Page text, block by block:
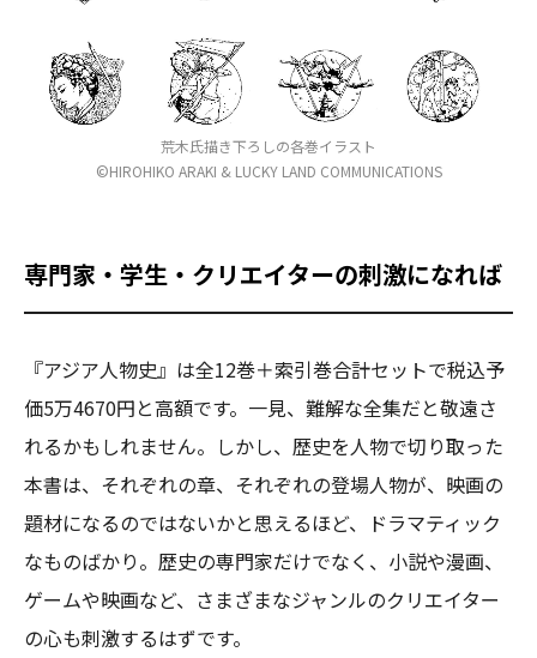
荒木氏描き下ろしの各巻イラスト
©HIROHIKO ARAKI & LUCKY LAND COMMUNICATIONS
専門家・学生・クリエイターの刺激になれば
『アジア人物史』は全12巻＋索引巻合計セットで税込予
価5万4670円と高額です。一見、難解な全集だと敬遠さ
れるかもしれません。しかし、歴史を人物で切り取った
本書は、それぞれの章、それぞれの登場人物が、映画の
題材になるのではないかと思えるほど、ドラマティック
なものばかり。歴史の専門家だけでなく、小説や漫画、
ゲームや映画など、さまざまなジャンルのクリエイター
の心も刺激するはずです。